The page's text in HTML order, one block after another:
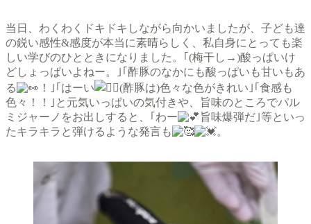
当日、わくわくドキドキしながら向かいましたが、子ども達
の鋭い感性&感度が本当に素晴らしく、私自身にとっても楽
しい学びのひとときになりました。｢(梅干し→)酸っぱいけ
どしょっぱいよねー。｣｢酢豚のなかにも酸っぱいも甘いもあ
る
！｣｢はーい
(酢豚は)色々な色がきれい｣｢食感も
色々！！｣と元気いっぱいの気付きや、旨味のところでパル
ミジャーノをお出しすると、｢わー
旨味爆弾だ｣等といっ
たキラキラと弾けるような発言も
。